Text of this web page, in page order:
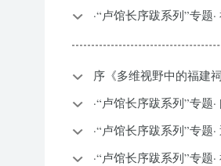
·“卢馆长序跋系列”专
序《多维视野中的福建
·“卢馆长序跋系列”专
·“卢馆长序跋系列”专
·“卢馆长序跋系列”专